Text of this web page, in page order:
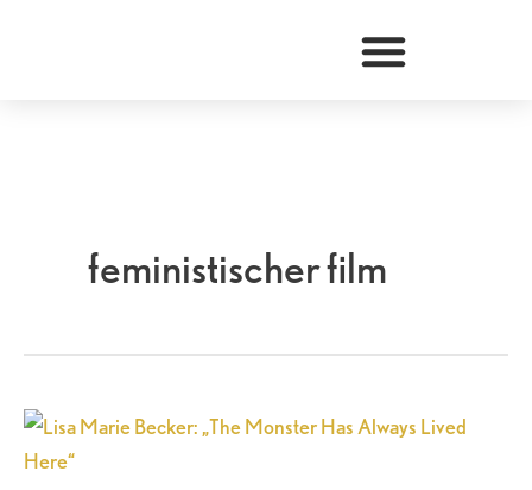
feministischer film
Lisa
Marie